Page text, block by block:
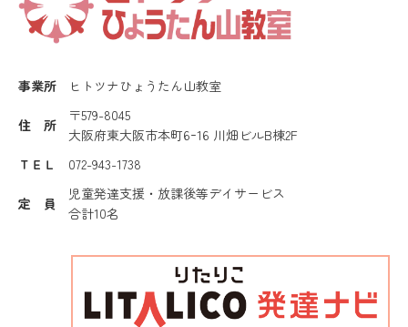
事業所 ヒトツナひょうたん山教室
住 所
〒579-8045
大阪府東大阪市本町6ｰ16 川畑ビルB棟2F
ＴＥＬ
072-943-1738
定 員
児童発達支援・放課後等デイサービス
合計10名